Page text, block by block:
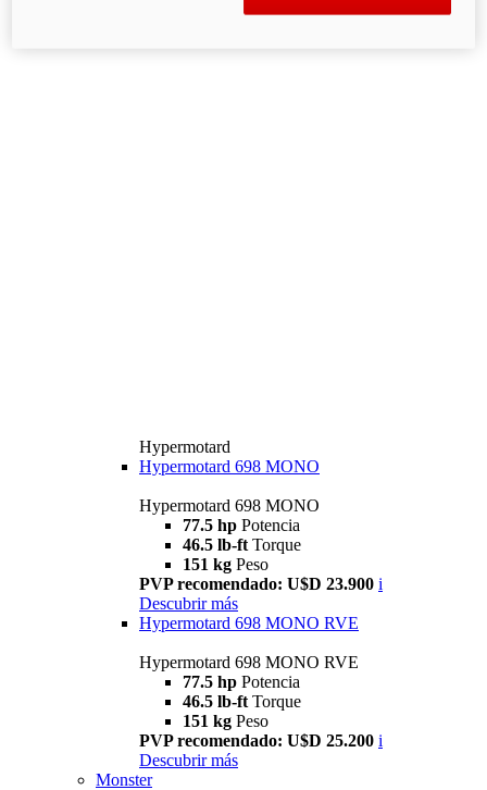
Hypermotard
Hypermotard 698 MONO
Hypermotard 698 MONO
77.5 hp Potencia
46.5 lb-ft Torque
151 kg Peso
PVP recomendado: U$D 23.900 i
Descubrir más
Hypermotard 698 MONO RVE
Hypermotard 698 MONO RVE
77.5 hp Potencia
46.5 lb-ft Torque
151 kg Peso
PVP recomendado: U$D 25.200 i
Descubrir más
Monster